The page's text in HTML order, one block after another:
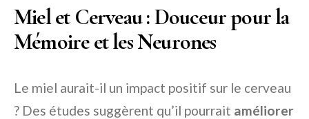
Miel et Cerveau : Douceur pour la
Mémoire et les Neurones
Le miel aurait-il un impact positif sur le cerveau
? Des études suggèrent qu’il pourrait améliorer